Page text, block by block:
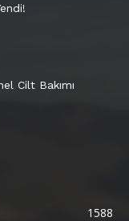
Cilt Bakımı
1588